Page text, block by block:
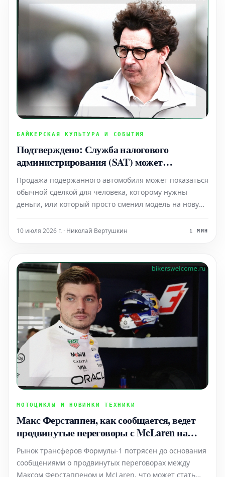
БАЙКЕРСКАЯ КУЛЬТУРА И СОБЫТИЯ
Подтверждено: Служба налогового
администрирования (SAT) может
оштрафовать вас до 44 970 песо за
недекларирование покупки или продажи
автомобиля в Мексике
Продажа подержанного автомобиля может показаться
обычной сделкой для человека, которому нужны
деньги, или который просто сменил модель на новую.
планируете это сделать, крайне важно уведомить об
10 июля 2026 г. · Николай Вертушкин 1 МИН
МОТОЦИКЛЫ И НОВИНКИ ТЕХНИКИ
Макс Ферстаппен, как сообщается, ведет
продвинутые переговоры с McLaren на
фоне слухов о трансфере в F1
Рынок трансферов Формулы-1 потрясен до основания
сообщениями о продвинутых переговорах между
Максом Ферстаппеном и McLaren, что может стать